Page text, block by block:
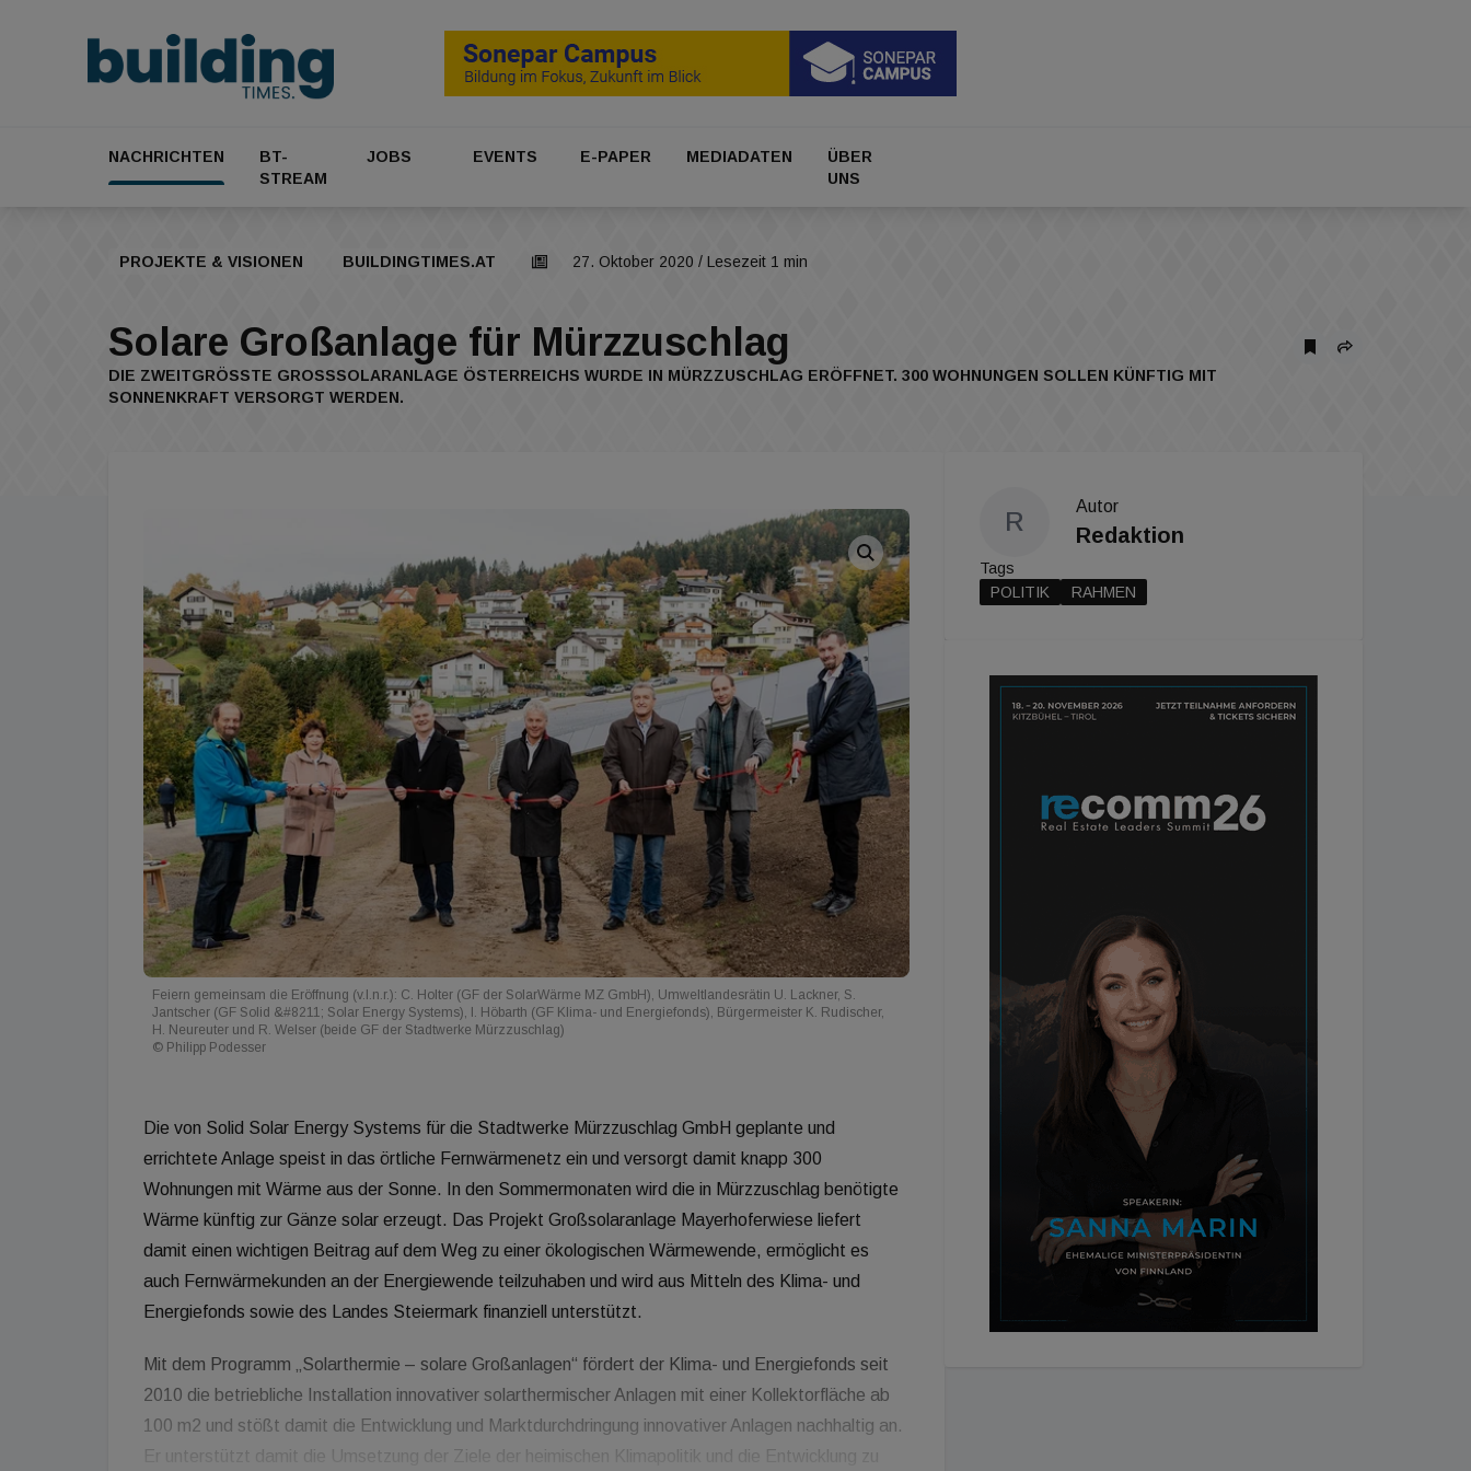
NACHRICHTEN
BT-
STREAM
JOBS EVENTS E-PAPER MEDIADATEN
ÜBER
UNS
PROJEKTE & VISIONEN BUILDINGTIMES.AT 27. Oktober 2020 / Lesezeit 1 min
Solare Großanlage für Mürzzuschlag
DIE ZWEITGRÖSSTE GROSSSOLARANLAGE ÖSTERREICHS WURDE IN MÜRZZUSCHLAG ERÖFFNET. 300 WOHNUNGEN SOLLEN KÜNFTIG MIT SO
NNENKRAFT VERSORGT WERDEN.
Feiern gemeinsam die Eröffnung (v.l.n.r.): C. Holter (GF der SolarWärme MZ GmbH), Umweltlandesrätin U. Lackner, S.
Jantscher (GF Solid &#8211; Solar Energy Systems), I. Höbarth (GF Klima- und Energiefonds), Bürgermeister K. Rudischer,
H. Neureuter und R. Welser (beide GF der Stadtwerke Mürzzuschlag)
© Philipp Podesser
Die von Solid Solar Energy Systems für die Stadtwerke Mürzzuschlag GmbH geplante und
errichtete Anlage speist in das örtliche Fernwärmenetz ein und versorgt damit knapp 300
Wohnungen mit Wärme aus der Sonne. In den Sommermonaten wird die in Mürzzuschlag benötigte
Wärme künftig zur Gänze solar erzeugt. Das Projekt Großsolaranlage Mayerhoferwiese liefert
damit einen wichtigen Beitrag auf dem Weg zu einer ökologischen Wärmewende, ermöglicht es
auch Fernwärmekunden an der Energiewende teilzuhaben und wird aus Mitteln des Klima- und
Energiefonds sowie des Landes Steiermark finanziell unterstützt.
Mit dem Programm „Solarthermie – solare Großanlagen“ fördert der Klima- und Energiefonds seit
2010 die betriebliche Installation innovativer solarthermischer Anlagen mit einer Kollektorfläche ab
100 m2 und stößt damit die Entwicklung und Marktdurchdringung innovativer Anlagen nachhaltig an.
Er unterstützt damit die Umsetzung der Ziele der heimischen Klimapolitik und die Entwicklung zu
R
Autor
Redaktion
Tags
POLITIK
RAHMEN